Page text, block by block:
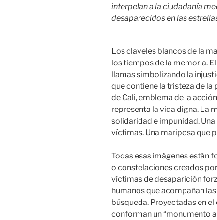
interpelan a la ciudadanía
desaparecidos en las
Los claveles blancos de la
los tiempos de la memoria.
llamas simbolizando la
que contiene la tristeza de la
de Cali, emblema de la
representa la vida digna. La
solidaridad e impunidad.
víctimas. Una mariposa que
Todas esas imágenes están
o constelaciones creados
víctimas de desaparición
humanos que acompañan
búsqueda. Proyectadas en
conforman un “monumento